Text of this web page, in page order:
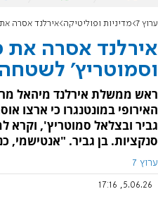
ערוץ 7 מדיניות ופוליטיקה אירלנד אסרה את
אירלנד אסרה את
וסמוטריץ' לשטחה
ראש ממשלת אירלנד מיהאל
האירופי במונטנגרו כי ארצו
גביר ובצלאל סמוטריץ', וקרא
סנקציות. בן גביר. "אנטישמי,
ערוץ 7
5.06.26, 17:16